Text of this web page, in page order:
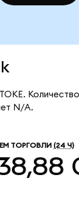
N/A.
ТОРГОВЛИ (24 Ч)